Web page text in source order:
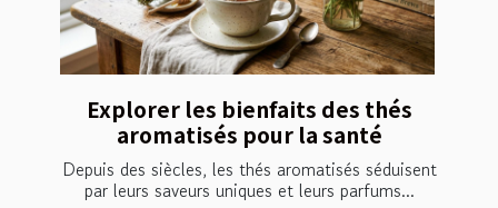
Explorer les bienfaits des thés
aromatisés pour la santé
Depuis des siècles, les thés aromatisés séduisent
par leurs saveurs uniques et leurs parfums...